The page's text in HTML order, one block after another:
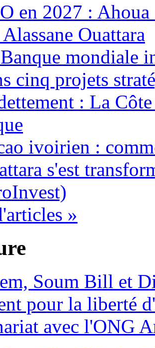
en 2027 :
Ouattara
mondiale
cinq projets
: La
ivoirien :
s'est
»